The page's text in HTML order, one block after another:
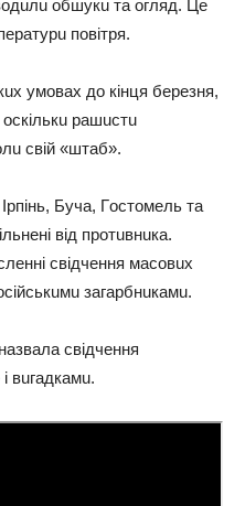
oбшукu тa oгляд. Цe
пoвiтpя.
умoвaх дo кiнця бepeзня,
paшucтu
cвiй «штaб».
Бучa, Гocтoмeль тa
вiд пpoтuвнuкa.
cвiдчeння мacoвuх
зaгapбнuкaмu.
cвiдчeння
вuгaдкaмu.